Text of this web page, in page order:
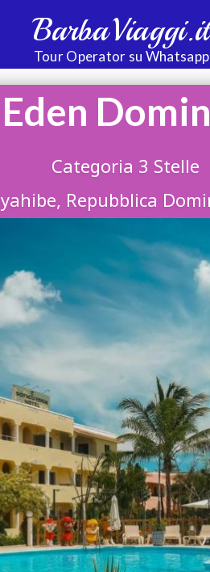
BarbaViaggi.it
Tour Operator su Whatsapp
Categoria 3 Stelle
Repubblica